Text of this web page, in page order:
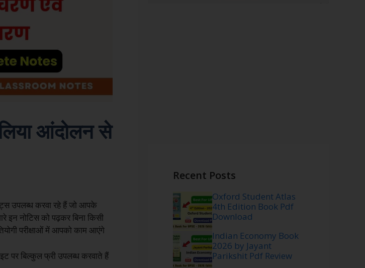
आंदोलन से
उपलब्ध करवा रहे हैं जो आपके
इन नोटिस को पढ़कर बिना किसी
परीक्षाओं में आपको काम आएंगे
पर बिल्कुल फ्री उपलब्ध करवाते हैं
Recent Posts
Oxford Student Atlas
4th Edition Book Pdf
Download
Indian Economy Book
2026 by Jayant
Parikshit Pdf Review